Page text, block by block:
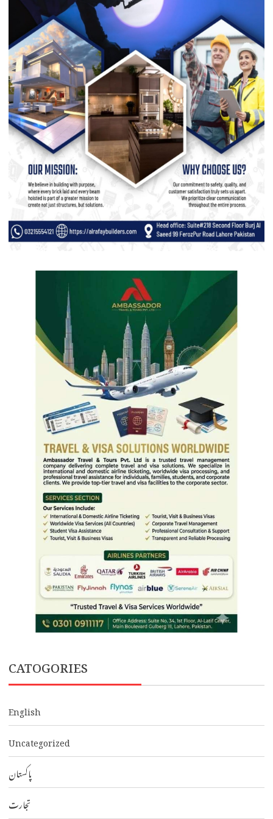
CATOGORIES
English
Uncategorized
پاکستان
تجارت